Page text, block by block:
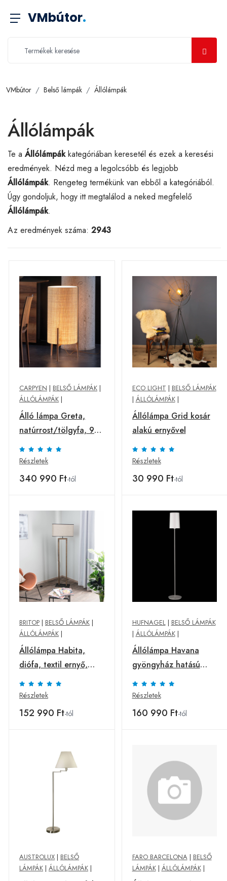
VMbútor.
VMbútor Belső lámpák Állólámpák
Állólámpák
Te a Állólámpákkategóriában keresetél és ezek a keresési
eredmények. Nézd meg a legolcsóbb és legjobb
Állólámpák. Rengeteg termékünk van ebből a kategóriából.
Úgy gondoljuk, hogy itt megtalálod a neked megfelelő
Állólámpák.
Az eredmények száma: 2943
CARPYEN | BELSŐ LÁMPÁK |
ÁLLÓLÁMPÁK |
Álló lámpa Greta,
natúrrost/tölgyfa, 90
cm magas
Részletek
340 990 Ft-tól
ECO LIGHT | BELSŐ LÁMPÁK
| ÁLLÓLÁMPÁK|
Állólámpa Grid kosár
alakú ernyővel
Részletek
30 990 Ft-tól
BRITOP | BELSŐ LÁMPÁK |
ÁLLÓLÁMPÁK |
Állólámpa Habita,
diófa, textil ernyő,
bézs
Részletek
152 990 Ft-tól
HUFNAGEL| BELSŐ LÁMPÁK
| ÁLLÓLÁMPÁK|
Állólámpa Havana
gyöngyház hatású
krémfehér
Részletek
160 990 Ft-tól
AUSTROLUX | BELSŐ
LÁMPÁK | ÁLLÓLÁMPÁK |
FARO BARCELONA| BELSŐ
LÁMPÁK| ÁLLÓLÁMPÁK|